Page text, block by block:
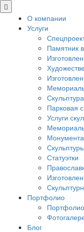
О компании
Услуги
Памятник
Парковая
Услуги
Статуэтки
Портфолио
Портфолио
Блог